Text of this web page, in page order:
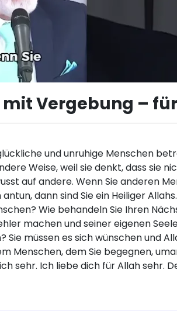
Vergebung –
und unruhige Menschen
Weise, weil sie denkt, dass sie
auf andere. Wenn Sie anderen
dann sind Sie ein Heiliger
Wie behandeln Sie Ihren
machen und seiner eigenen
müssen es sich wünschen und
Menschen, dem Sie begegnen,
sehr. Ich liebe dich für Allah sehr.